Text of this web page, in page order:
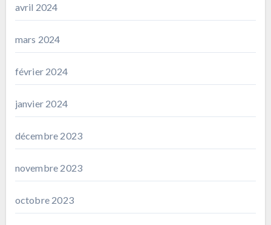
avril 2024
mars 2024
février 2024
janvier 2024
décembre 2023
novembre 2023
octobre 2023